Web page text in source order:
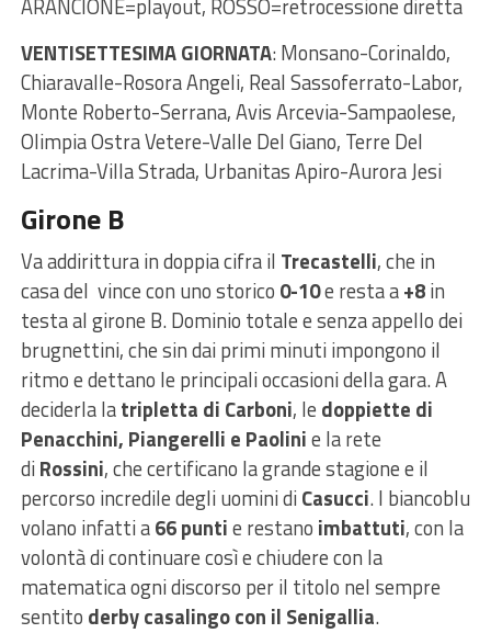
ARANCIONE=playout, ROSSO=retrocessione diretta
VENTISETTESIMA GIORNATA: Monsano-Corinaldo,
Chiaravalle-Rosora Angeli, Real Sassoferrato-Labor,
Monte Roberto-Serrana, Avis Arcevia-Sampaolese,
Olimpia Ostra Vetere-Valle Del Giano, Terre Del
Lacrima-Villa Strada, Urbanitas Apiro-Aurora Jesi
Girone B
Va addirittura in doppia cifra il Trecastelli, che in
casa del vince con uno storico 0-10e resta a+8in
testa al girone B. Dominio totale e senza appello dei
brugnettini, che sin dai primi minuti impongono il
ritmo e dettano le principali occasioni della gara. A
deciderla latripletta di Carboni, le doppiette di
Penacchini, Piangerelli e Paolinie la rete
diRossini, che certificano la grande stagione e il
percorso incredile degli uomini diCasucci. I biancoblu
volano infatti a66 puntie restano imbattuti, con la
volontà di continuare così e chiudere con la
matematica ogni discorso per il titolo nel sempre
sentito derbycasalingo con il Senigallia.